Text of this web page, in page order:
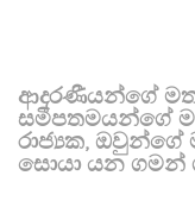
ආදරණීයන්ගේ
සමීපතමයන්ගේ
රාජ්‍යක,
සොයා යන ගමන්